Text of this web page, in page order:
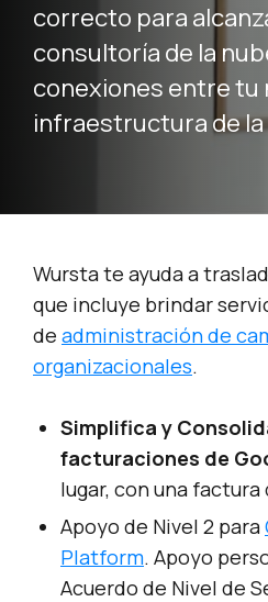
correcto para
consultoría de la
conexiones entre tu
infraestructura de
Wursta te ayuda a
que incluye brindar
de administración de
organizacionales.
Simplifica y
facturaciones de
lugar, con una factura
Apoyo de Nivel 2 para
Platform. Apoyo
Acuerdo de Nivel de